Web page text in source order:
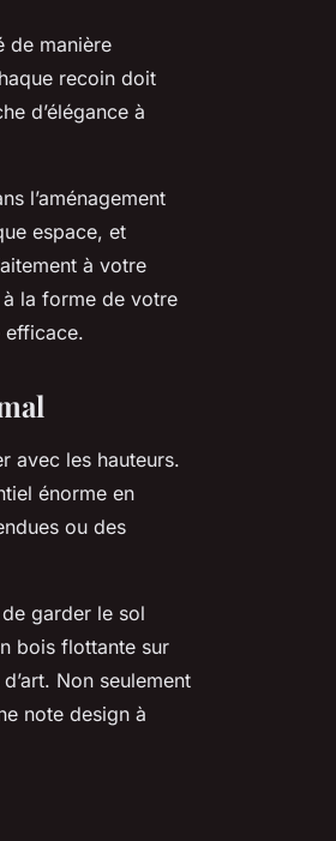
de manière
recoin doit
d’élégance à
l’aménagement
espace, et
à votre
à la forme de votre
efficace.
avec les hauteurs.
énorme en
ou des
garder le sol
bois flottante sur
Non seulement
note design à